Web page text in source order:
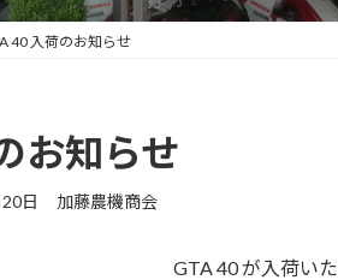
40 入荷のお知らせ
お知らせ
日 加藤農機商会
GTA 40 が入荷いた